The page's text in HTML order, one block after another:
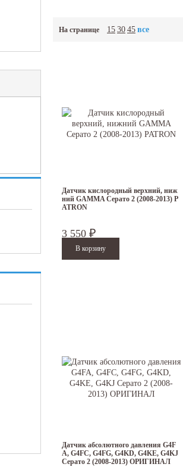
На странице 153045все
Датчик кислородный верхний, ниж
ний GAMMA Серато 2 (2008-2013) P
ATRON
3 550 ₽
Датчик абсолютного давления G4F
A, G4FC, G4FG, G4KD, G4KE, G4KJ
Серато 2 (2008-2013) ОРИГИНАЛ